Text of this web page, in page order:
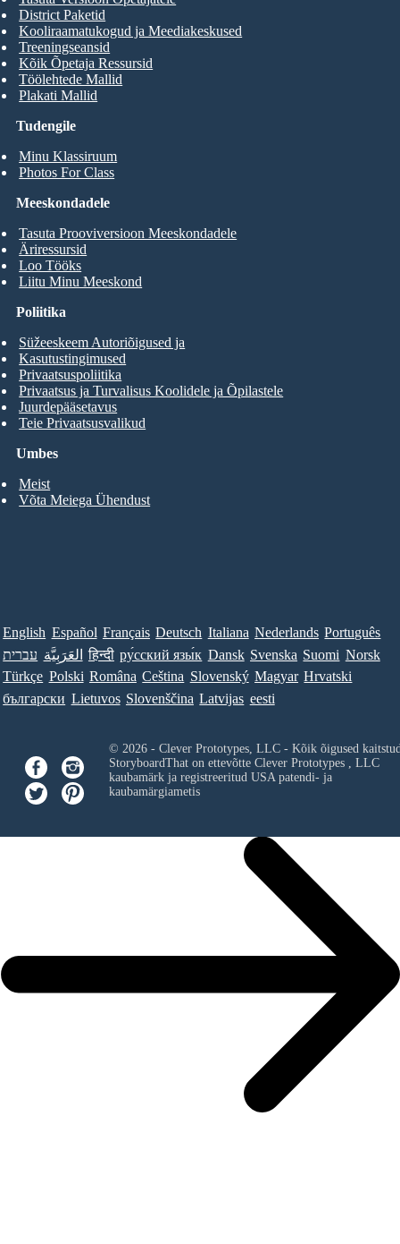
Tudengile
Minu Klassiruum
Photos For Class
District Paketid
Kooliraamatukogud ja Meediakeskused
Treeningseansid
Kõik Õpetaja Ressursid
Töölehtede Mallid
Plakati Mallid
Meeskondadele
Tasuta Prooviversioon Meeskondadele
Äriressursid
Loo Tööks
Liitu Minu Meeskond
Umbes
Meist
Võta Meiega Ühendust
Poliitika
Süžeeskeem Autoriõigused ja
Kasutustingimused
Privaatsuspoliitika
Privaatsus ja Turvalisus Koolidele ja Õpilastele
Juurdepääsetavus
Teie Privaatsusvalikud
English Español Français Deutsch Italiana Nederlands Português
עברית العَرَبِيَّة हिन्दी ру́сский язы́к Dansk Svenska Suomi Norsk
Türkçe Polski Româna Ceština Slovenský Magyar Hrvatski
български Lietuvos Slovenščina Latvijas eesti
© 2026 - Clever Prototypes, LLC - Kõik õigused
StoryboardThat on ettevõtte Clever Prototypes , LLC
kaubamärk ja registreeritud USA patendi- ja
kaubamärgiametis